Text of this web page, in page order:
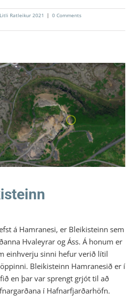
Litli Ratleikur 2021 | 0 Comments
10 – Bleikisteinn
Litli Ratleikur 2021
á Hamranesi, er Bleikisteinn sem
Hvaleyrar og Áss. Á honum er
einhverju sinni hefur verið lítil
Bleikisteinn Hamranesið er í
en þar var sprengt grjót til að
í Hafnarfjarðarhöfn.